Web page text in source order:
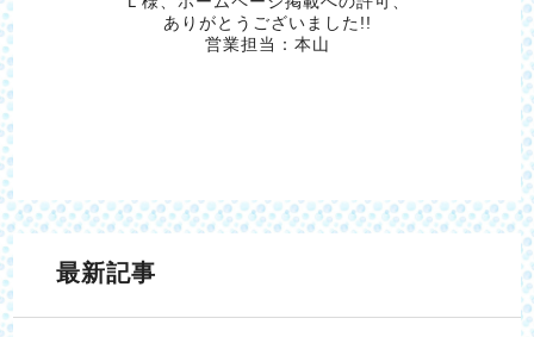
ありがとうございました!!
営業担当：本山
最新記事